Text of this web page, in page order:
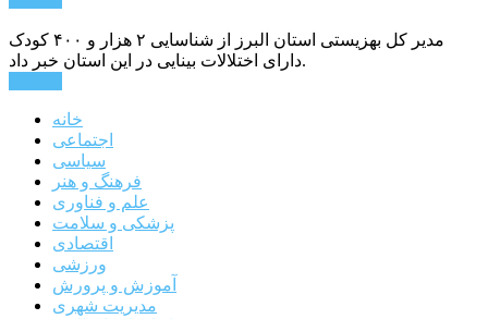
مدیر کل بهزیستی استان البرز از شناسایی ۲ هزار و ۴۰۰ کودک
دارای اختلالات بینایی در این استان خبر داد.
خانه
اجتماعی
سیاسی
فرهنگ و هنر
علم و فناوری
پزشکی و سلامت
اقتصادی
ورزشی
آموزش و پرورش
مدیریت شهری